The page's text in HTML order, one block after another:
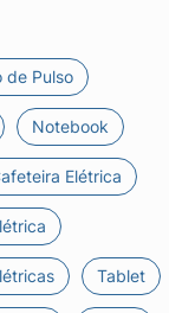
de Pulso
Notebook
Elétrica
Tablet